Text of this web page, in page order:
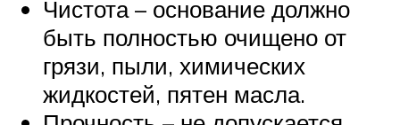
Чистота – основание должно
быть полностью очищено от
грязи, пыли, химических
жидкостей, пятен масла.